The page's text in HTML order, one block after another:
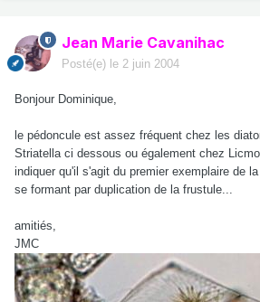
Jean Marie Cavanihac
Posté(e) le 2 juin 2004
Bonjour Dominique,
le pédoncule est assez fréquent chez les
Striatella ci dessous ou également chez
indiquer qu'il s'agit du premier exemplaire de
se formant par duplication de la frustule...
amitiés,
JMC